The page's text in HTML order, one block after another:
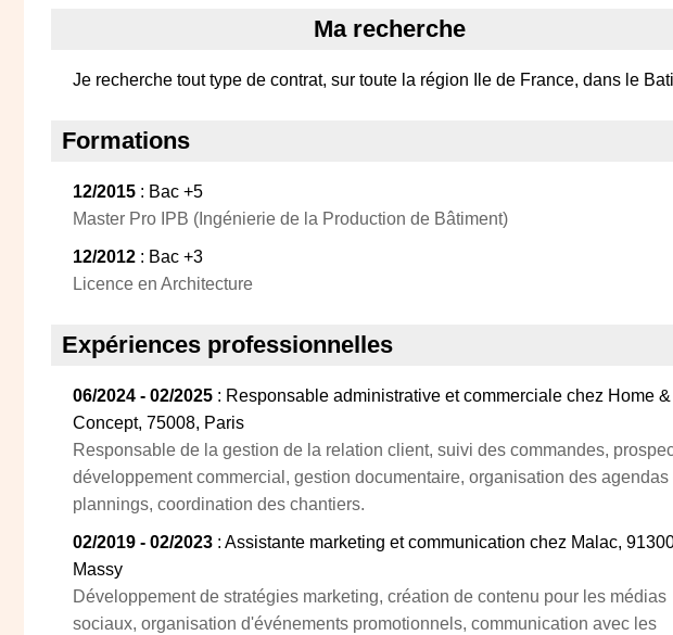
Ma recherche
Je recherche tout type de contrat, sur toute la région Ile de France, dans le
Formations
12/2015 : Bac +5
Master Pro IPB (Ingénierie de la Production de Bâtiment)
12/2012 : Bac +3
Licence en Architecture
Expériences professionnelles
06/2024 - 02/2025 : Responsable administrative et commerciale chez Home
Concept, 75008, Paris
Responsable de la gestion de la relation client, suivi des commandes,
développement commercial, gestion documentaire, organisation des agendas
plannings, coordination des chantiers.
02/2019 - 02/2023 : Assistante marketing et communication chez Malac,
Massy
Développement de stratégies marketing, création de contenu pour les médias
sociaux, organisation d'événements promotionnels, communication avec les